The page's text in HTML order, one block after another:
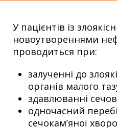
У пацієнтів із
новоутвореннями
проводиться при:
залученні до
органів малого
здавлюванні
одночасний
сечокам’яної